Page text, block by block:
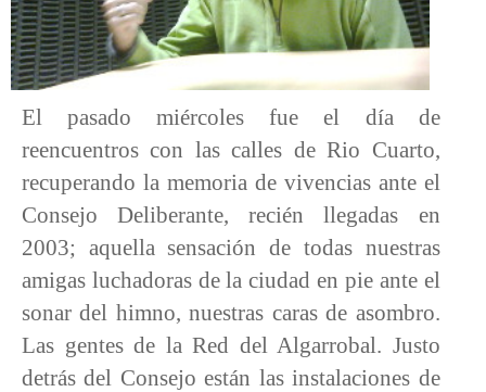
El pasado miércoles fue el día de
reencuentros con las calles de Rio Cuarto,
recuperando la memoria de vivencias ante el
Consejo Deliberante, recién llegadas en
2003; aquella sensación de todas nuestras
amigas luchadoras de la ciudad en pie ante el
sonar del himno, nuestras caras de asombro.
Las gentes de la Red del Algarrobal. Justo
detrás del Consejo están las instalaciones de